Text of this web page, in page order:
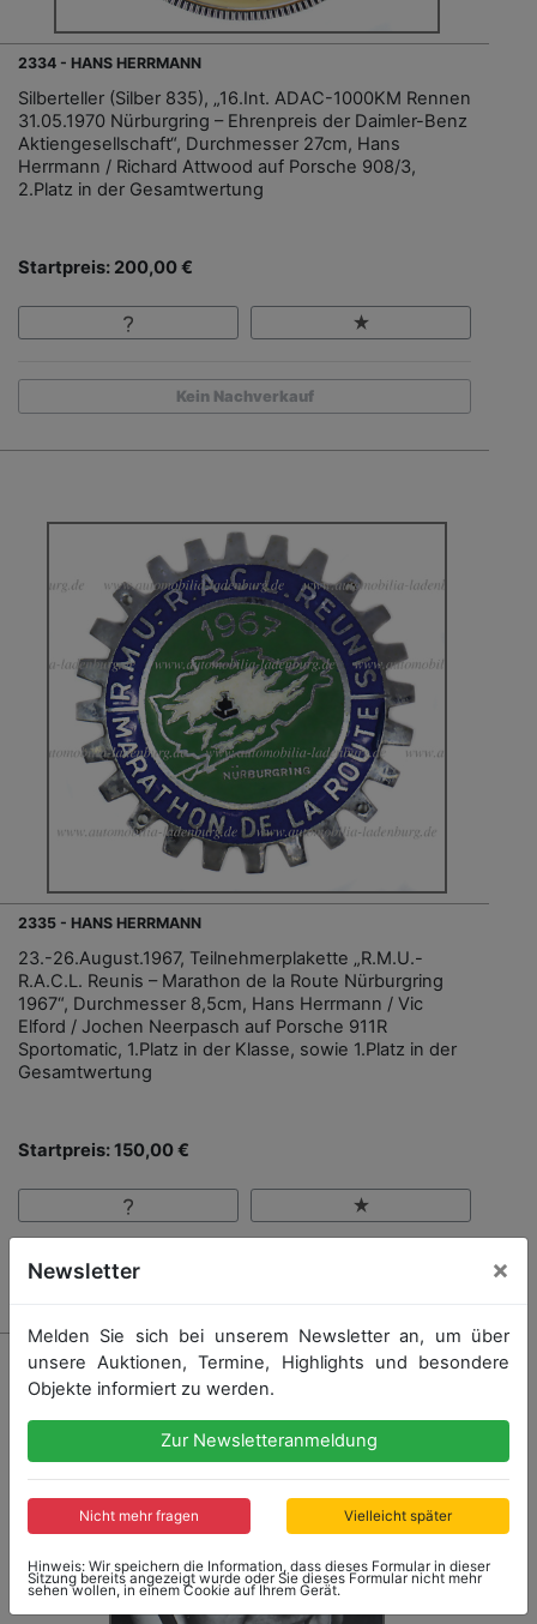
2334 - HANS HERRMANN
Silberteller (Silber 835), „16.Int. ADAC-1000KM Rennen
31.05.1970 Nürburgring – Ehrenpreis der Daimler-Benz
Aktiengesellschaft“, Durchmesser 27cm, Hans
Herrmann / Richard Attwood auf Porsche 908/3,
2.Platz in der Gesamtwertung
Startpreis: 200,00 €
Kein Nachverkauf
2335 - HANS HERRMANN
23.-26.August.1967, Teilnehmerplakette „R.M.U.-
R.A.C.L. Reunis – Marathon de la Route Nürburgring
1967“, Durchmesser 8,5cm, Hans Herrmann / Vic
Elford / Jochen Neerpasch auf Porsche 911R
Sportomatic, 1.Platz in der Klasse, sowie 1.Platz in der
Gesamtwertung
Startpreis: 150,00 €
Newsletter ×
Melden Sie sich bei unserem Newsletter an, um über
unsere Auktionen, Termine, Highlights und besondere
Objekte informiert zu werden.
Zur Newsletteranmeldung
Nicht mehr fragen Vielleicht später
Hinweis: Wir speichern die Information, dass dieses Formular in dieser
Sitzung bereits angezeigt wurde oder Sie dieses Formular nicht mehr
sehen wollen, in einem Cookie auf Ihrem Gerät.